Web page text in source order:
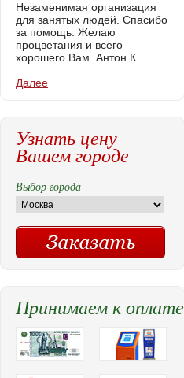
Незаменимая организация
для занятых людей. Спасибо
за помощь. Желаю
процветания и всего
хорошего Вам. Антон К.
Далее
Узнать цену
Вашем городе
Выбор города
Принимаем к оплате